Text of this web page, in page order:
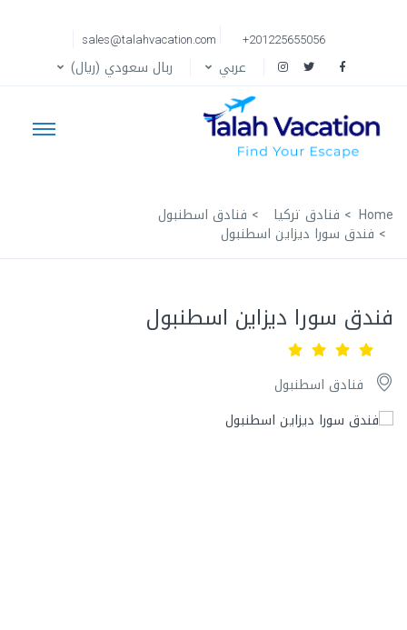
+201225655056
sales@talahvacation.com
عربي ربال سعودي (ريال)
Home فنادق تركيا فنادق اسطنبول
فندق سورا ديزاين اسطنبول
فندق سورا ديزاين اسطنبول
فنادق اسطنبول